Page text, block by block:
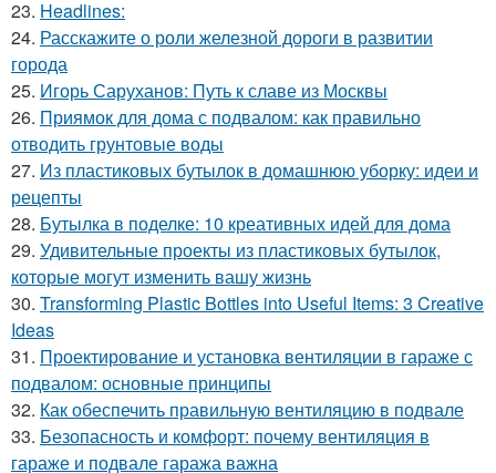
23. Headlines:
24. Расскажите о роли железной дороги в развитии
города
25. Игорь Саруханов: Путь к славе из Москвы
26. Приямок для дома с подвалом: как правильно
отводить грунтовые воды
27. Из пластиковых бутылок в домашнюю уборку: идеи и
рецепты
28. Бутылка в поделке: 10 креативных идей для дома
29. Удивительные проекты из пластиковых бутылок,
которые могут изменить вашу жизнь
30. Transforming Plastic Bottles into Useful Items: 3 Creative
Ideas
31. Проектирование и установка вентиляции в гараже с
подвалом: основные принципы
32. Как обеспечить правильную вентиляцию в подвале
33. Безопасность и комфорт: почему вентиляция в
гараже и подвале гаража важна